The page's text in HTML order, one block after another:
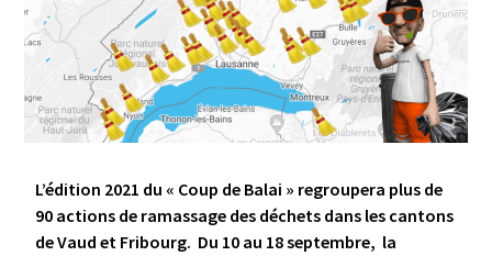
L’édition 2021 du « Coup de Balai » regroupera plus de
90 actions de ramassage des déchets dans les cantons
de Vaud et Fribourg. Du 10 au 18 septembre, la